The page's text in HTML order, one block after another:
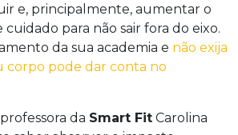
e, principalmente, aumentar o
para não sair fora do eixo.
da sua academia e não exija
corpo pode dar conta no
da Smart Fit Carolina